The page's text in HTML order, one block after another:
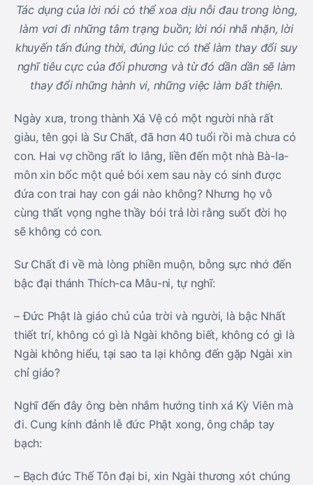
Tác dụng của lời nói có thể xoa dịu nỗi đau trong lòng,
làm vơi đi những tâm trạng buồn; lời nói nhã nhặn, lời
khuyến tấn đúng thời, đúng lúc có thể làm thay đổi suy
nghĩ tiêu cực của đối phương và từ đó dần dần sẽ làm
thay đổi những hành vi, những việc làm bất thiện.
Ngày xưa, trong thành Xá Vệ có một người nhà rất
giàu, tên gọi là Sư Chất, đã hơn 40 tuổi rồi mà chưa có
con. Hai vợ chồng rất lo lắng, liền đến một nhà Bà-la-
môn xin bốc một quẻ bói xem sau này có sinh được
đứa con trai hay con gái nào không? Nhưng họ vô
cùng thất vọng nghe thầy bói trả lời rằng suốt đời họ
sẽ không có con.
Sư Chất đi về mà lòng phiền muộn, bỗng sực nhớ đến
bậc đại thánh Thích-ca Mâu-ni, tự nghĩ:
– Đức Phật là giáo chủ của trời và người, là bậc Nhất
thiết trí, không có gì là Ngài không biết, không có gì là
Ngài không hiểu, tại sao ta lại không đến gặp Ngài xin
chỉ giáo?
Nghĩ đến đây ông bèn nhắm hướng tinh xá Kỳ Viên mà
đi. Cung kính đảnh lễ đức Phật xong, ông chắp tay
bạch:
– Bạch đức Thế Tôn đại bi, xin Ngài thương xót chúng